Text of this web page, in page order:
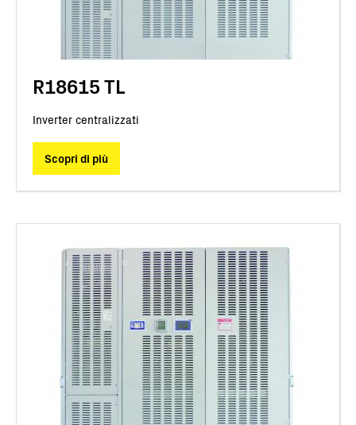
R18615 TL
Inverter centralizzati
Scopri di più